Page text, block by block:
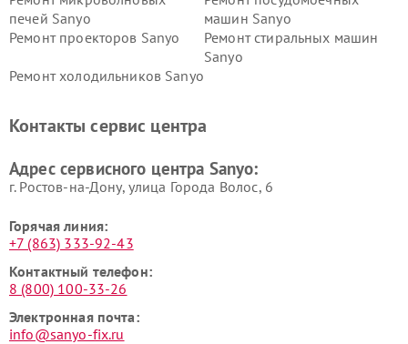
печей Sanyo
машин Sanyo
Ремонт проекторов Sanyo
Ремонт стиральных машин
Sanyo
Ремонт холодильников Sanyo
Контакты сервис центра
Адрес сервисного центра Sanyo:
г. Ростов-на-Дону, улица Города Волос, 6
Горячая линия:
+7 (863) 333-92-43
Контактный телефон:
8 (800) 100-33-26
Электронная почта:
info@sanyo-fix.ru